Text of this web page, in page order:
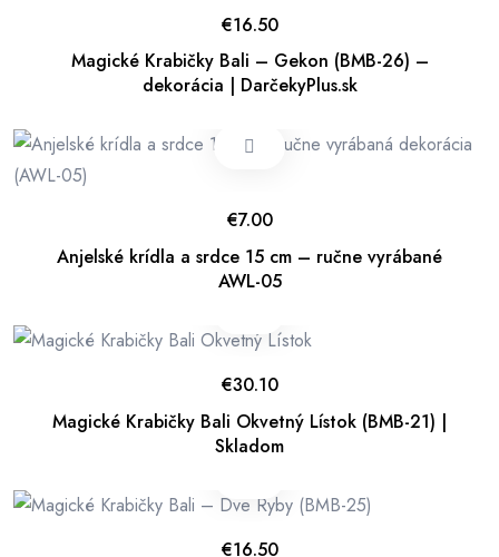
Magické Krabičky Bali – Gekon (BMB-26) –
dekorácia | DarčekyPlus.sk
€16.50
Anjelské krídla a srdce 15 cm – ručne vyrábané
AWL-05
€7.00
Magické Krabičky Bali Okvetný Lístok (BMB-21) |
Skladom
€30.10
€16.50